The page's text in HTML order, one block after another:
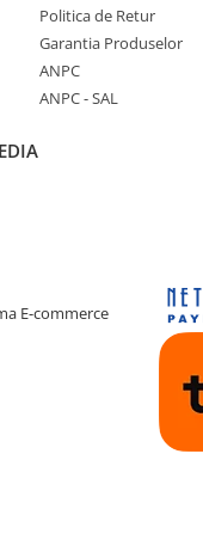
Politica de Retur
Garantia Produselor
ANPC
ANPC - SAL
E-commerce